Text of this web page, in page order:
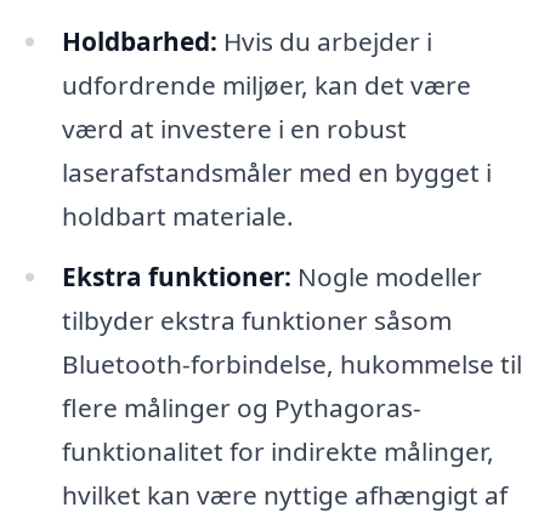
Holdbarhed: Hvis du arbejder i
udfordrende miljøer, kan det være
værd at investere i en robust
laserafstandsmåler med en bygget i
holdbart materiale.
Ekstra funktioner: Nogle modeller
tilbyder ekstra funktioner såsom
Bluetooth-forbindelse, hukommelse til
flere målinger og Pythagoras-
funktionalitet for indirekte målinger,
hvilket kan være nyttige afhængigt af